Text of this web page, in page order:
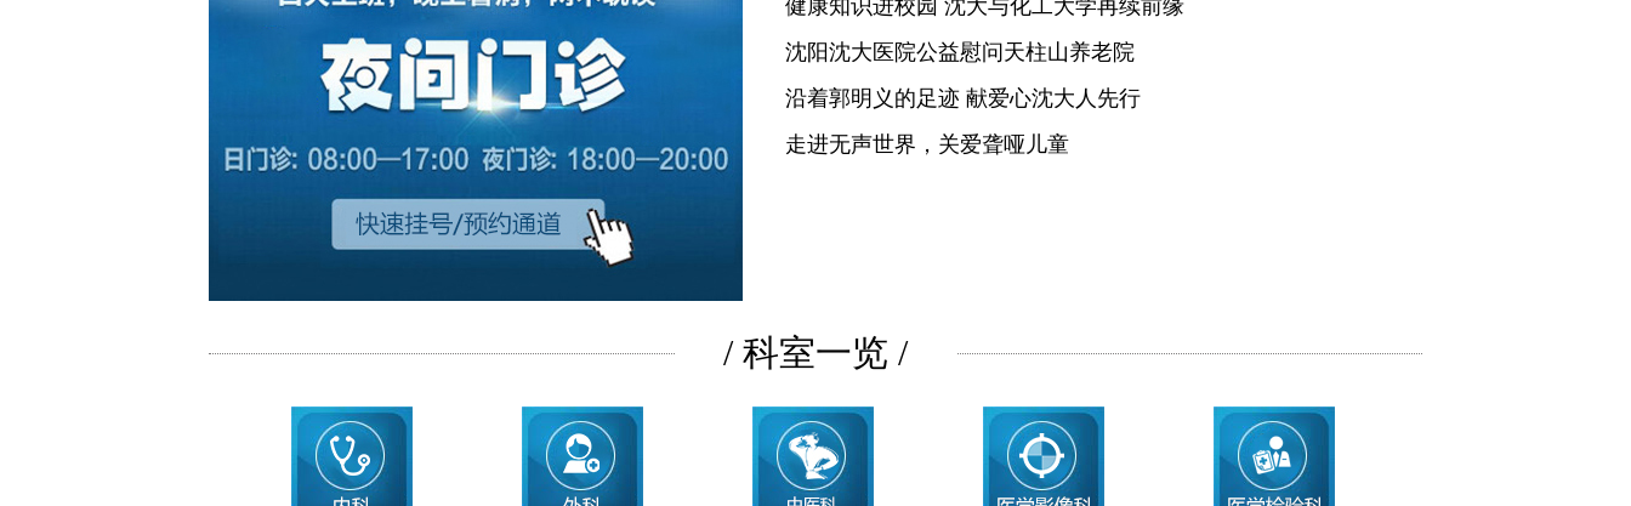
健康知识进校园 沈大与化工大学再续前缘
沈阳沈大医院公益慰问天柱山养老院
沿着郭明义的足迹 献爱心沈大人先行
走进无声世界，关爱聋哑儿童
/ 科室一览 /